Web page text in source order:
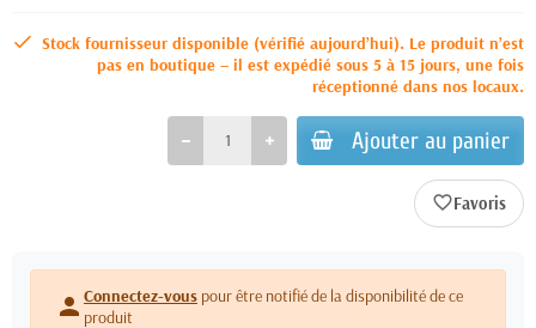
Stock fournisseur disponible (vérifié aujourd’hui). Le produit n’est
pas en boutique – il est expédié sous 5 à 15 jours, une fois
réceptionné dans nos locaux.
Ajouter au panier
favorite_border
person Connectez-vous pour être notifié de la disponibilité de ce
produit